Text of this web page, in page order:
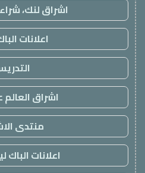
اشراق لنك،
اعلانات
اشراق العالم
منتدى
اعلانات الباك